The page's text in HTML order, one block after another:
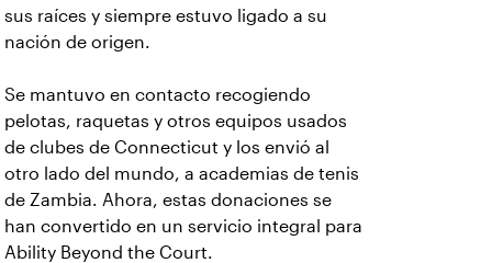
sus raíces y siempre estuvo ligado a su
nación de origen.
Se mantuvo en contacto recogiendo
pelotas, raquetas y otros equipos usados
de clubes de Connecticut y los envió al
otro lado del mundo, a academias de tenis
de Zambia. Ahora, estas donaciones se
han convertido en un servicio integral para
Ability Beyond the Court.